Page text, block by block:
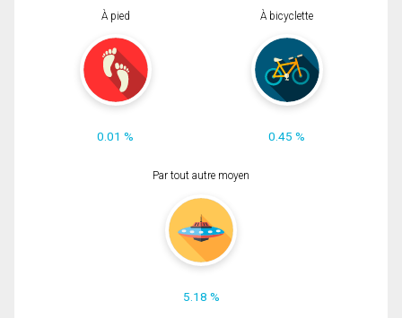
À pied
0.01 %
À bicyclette
0.45 %
Par tout autre moyen
5.18 %